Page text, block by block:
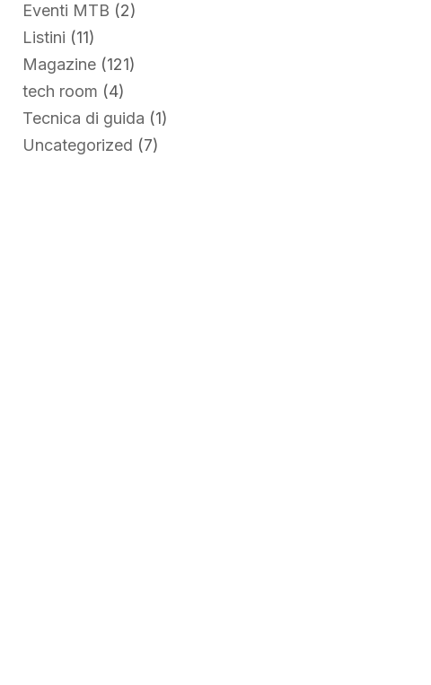
Eventi MTB (2)
Listini (11)
Magazine(121)
tech room (4)
Tecnica di guida (1)
Uncategorized (7)